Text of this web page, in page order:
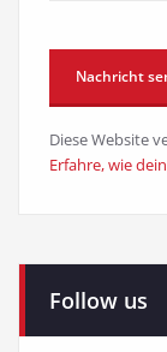
Diese Website
Erfahre, wie
Follow us